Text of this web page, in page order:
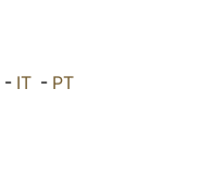
- IT - PT